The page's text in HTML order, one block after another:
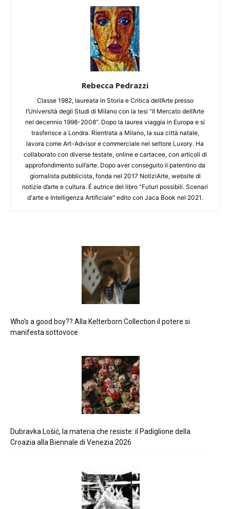
Rebecca Pedrazzi
Classe 1982, laureata in Storia e Critica dell’Arte presso
l’Università degli Studi di Milano con la tesi “Il Mercato dell’Arte
nel decennio 1998-2008”. Dopo la laurea viaggia in Europa e si
trasferisce a Londra. Rientrata a Milano, la sua città natale,
lavora come Art-Advisor e commerciale nel settore Luxory. Ha
collaborato con diverse testate, online e cartacee, con articoli di
approfondimento sull’arte. Dopo aver conseguito il patentino da
giornalista pubblicista, fonda nel 2017 NotiziArte, website di
notizie d’arte e cultura. É autrice del libro "Futuri possibili. Scenari
d'arte e Intelligenza Artificiale" edito con Jaca Book nel 2021.
Who’s a good boy?? Alla Kelterborn Collection il potere si
manifesta sottovoce
Dubravka Lošić, la materia che resiste: il Padiglione della
Croazia alla Biennale di Venezia 2026